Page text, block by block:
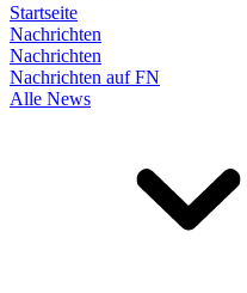
Startseite
Nachrichten
Nachrichten
Nachrichten auf FN
Alle News